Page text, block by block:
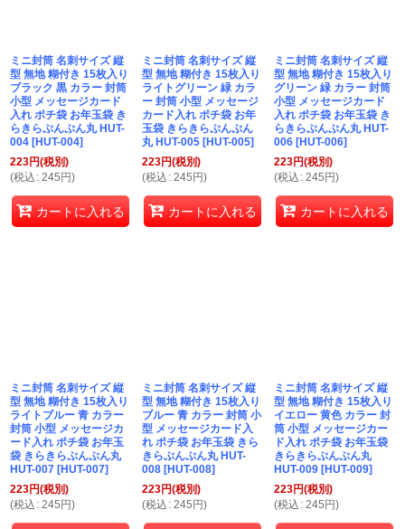
ミニ封筒 名刺サイズ 縦
型 無地 糊付き 15枚入り
ブラック 黒 カラー 封筒
小型 メッセージカード
入れ ポチ袋 お年玉袋 き
らきらぷんぷん丸 HUT-
004 [HUT-004]
223円(税別)
(税込 : 245 円)
カートに入れる
ミニ封筒 名刺サイズ 縦
型 無地 糊付き 15枚入り
ライトグリーン 緑 カラ
ー 封筒 小型 メッセージ
カード入れ ポチ袋 お年
玉袋 きらきらぷんぷん
丸 HUT-005 [HUT-005]
223円(税別)
(税込 : 245 円)
カートに入れる
ミニ封筒 名刺サイズ 縦
型 無地 糊付き 15枚入り
グリーン 緑 カラー 封筒
小型 メッセージカード
入れ ポチ袋 お年玉袋 き
らきらぷんぷん丸 HUT-
006 [HUT-006]
223円(税別)
(税込 : 245 円)
カートに入れる
ミニ封筒 名刺サイズ 縦
型 無地 糊付き 15枚入り
ライトブルー 青 カラー
封筒 小型 メッセージカ
ード入れ ポチ袋 お年玉
袋 きらきらぷんぷん丸
HUT-007 [HUT-007]
223円(税別)
(税込 : 245 円)
ミニ封筒 名刺サイズ 縦
型 無地 糊付き 15枚入り
ブルー 青 カラー 封筒 小
型 メッセージカード入
れ ポチ袋 お年玉袋 きら
きらぷんぷん丸 HUT-
008 [HUT-008]
223円(税別)
(税込 : 245 円)
ミニ封筒 名刺サイズ 縦
型 無地 糊付き 15枚入り
イエロー 黄色 カラー 封
筒 小型 メッセージカー
ド入れ ポチ袋 お年玉袋
きらきらぷんぷん丸
HUT-009 [HUT-009]
223円(税別)
(税込 : 245 円)